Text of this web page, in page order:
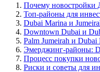
Почему новостройки
Топ-районы для
Dubai Marina и
Downtown Dubai и
Palm Jumeirah и Dubai
Эмерджинг-районы:
Процесс покупки
Риски и советы для